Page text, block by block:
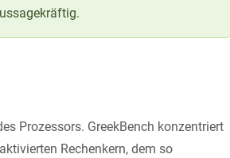
Prozessors. GreekBench konzentriert
Rechenkern, dem so